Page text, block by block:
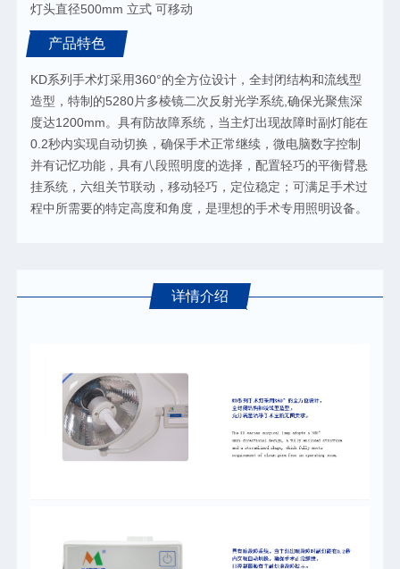
灯头直径500mm 立式 可移动
产品特色
KD系列手术灯采用360°的全方位设计，全封闭结构和流线型
造型，特制的5280片多棱镜二次反射光学系统,确保光聚焦深
度达1200mm。具有防故障系统，当主灯出现故障时副灯能在
0.2秒内实现自动切换，确保手术正常继续，微电脑数字控制
并有记忆功能，具有八段照明度的选择，配置轻巧的平衡臂悬
挂系统，六组关节联动，移动轻巧，定位稳定；可满足手术过
程中所需要的特定高度和角度，是理想的手术专用照明设备。
详情介绍